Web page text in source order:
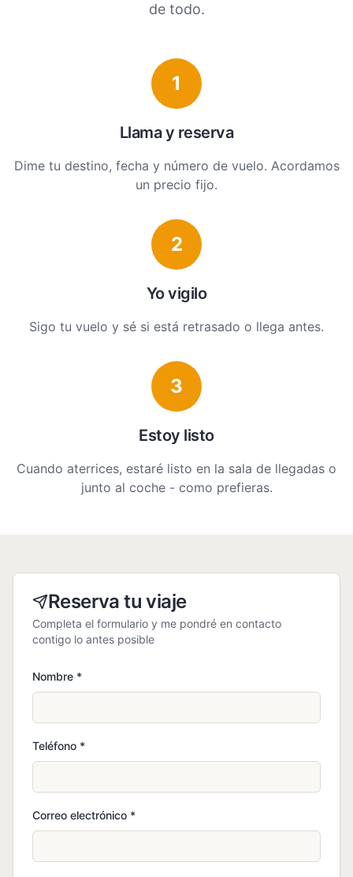
de todo.
1
Llama y reserva
Dime tu destino, fecha y número de vuelo. Acordamos
un precio fijo.
2
Yo vigilo
Sigo tu vuelo y sé si está retrasado o llega antes.
3
Estoy listo
Cuando aterrices, estaré listo en la sala de llegadas o
junto al coche - como prefieras.
Reserva tu viaje
Completa el formulario y me pondré en contacto
contigo lo antes posible
Nombre *
Teléfono *
Correo electrónico *